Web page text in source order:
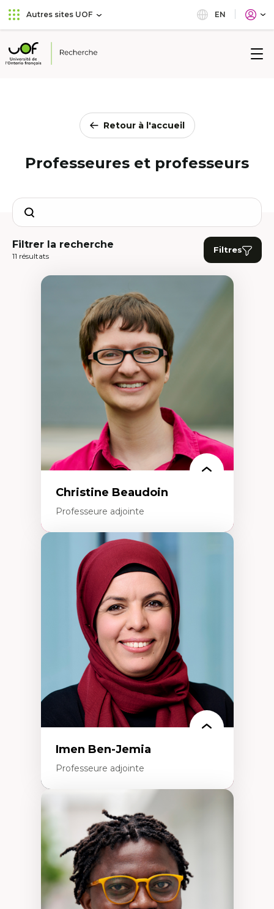
Aller
au
principal
Passer
au
Autres sites UOF EN
Université
Retour à l'accueil
Professeures et professeurs
Search
Filtrer la recherche
11 résultats
Filtres
Christine Beaudoin
Professeure adjointe
Expertises
Méthodes de recherche
Acteurs plus qu'humains
Approches socio-écologiques
Conservation de la biodiversité
Collaboration et méthodes participatives
Études des sciences
Relations humain-environnement
Transdisciplinarité
Imen Ben-Jemia
Professeure adjointe
Expertises
Discours sur la ville et représentations
Mosquées, formes et usages au Canada
Reconnaissance et représentations des
communautés immigrantes dans l'espace
urbain
Design architectural et urbain
Patrimoine et patrimonialisation
Études postcoloniales et décolonisation des
savoirs